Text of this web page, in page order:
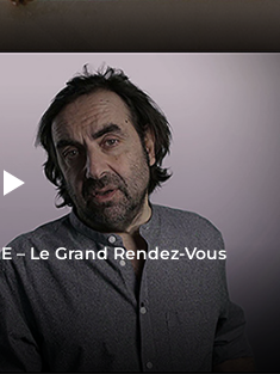
– Le Grand Rendez-Vous